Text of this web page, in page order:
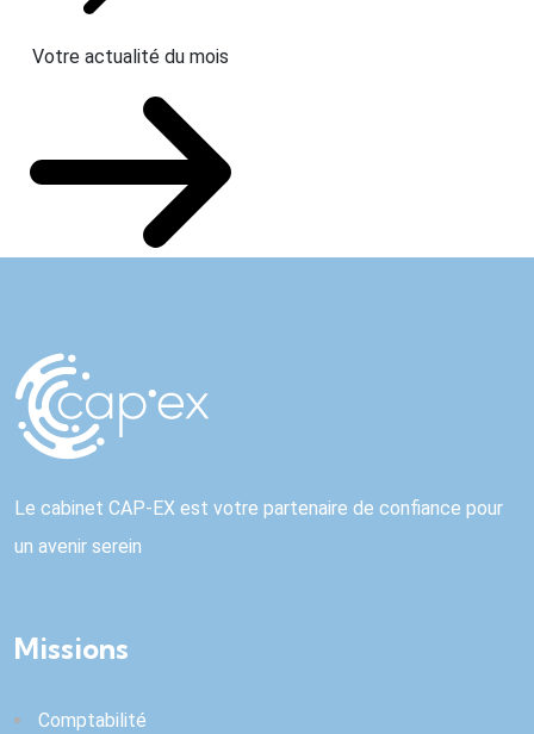
Votre actualité du mois
Le cabinet CAP-EX est votre partenaire de confiance pour
un avenir serein
Missions
Comptabilité